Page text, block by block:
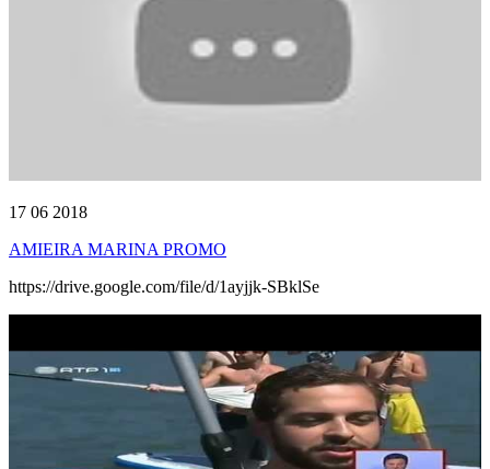
17 06 2018
AMIEIRA MARINA PROMO
https://drive.google.com/file/d/1ayjjk-SBklSe